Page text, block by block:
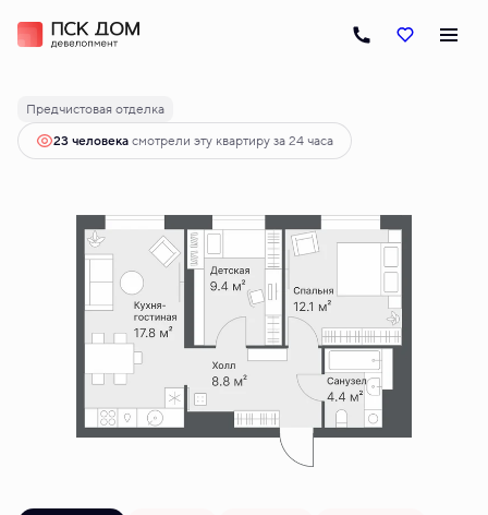
2-комнатная52.5 м 9 030 000 руб.
Ипотекаот 45 896 руб.
Предчистовая отделка
23 человекaсмотрели эту квартиру за 24 часа